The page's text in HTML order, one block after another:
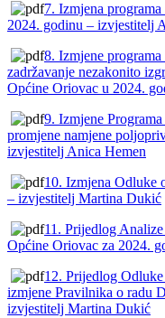
7. Izmjena programa
2024. godinu – izvjestitelj
8. Izmjene programa
zadržavanje nezakonito
Općine Oriovac u 2024.
9. Izmjene
promjene namjene
izvjestitelj Anica Hemen
10. Izmjena Odluke
– izvjestitelj Martina Dukić
11. Prijedlog
Općine Oriovac za 2024.
12. Prijedlog Odluke
izmjene Pravilnika o radu
izvjestitelj Martina Dukić